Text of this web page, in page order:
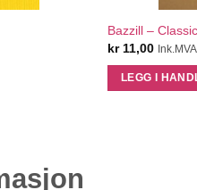
Bazzill –
kr11,00 Ink.MVA
LEGG I